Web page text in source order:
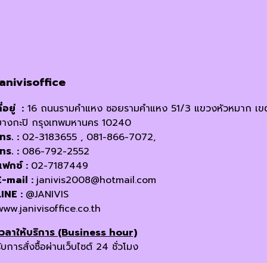
อยู่ : 16 ถนนรามคำแหง ซอยรามคำแหง 51/3 แขวงหัวหมาก เ
งกะปิ กรุงเทพมหานคร 10240
ร. : 02-3183655 , 081-866-7072,
ร. : 086-792-2552
กซ์ : 02-7187449
mail : janivis2008@hotmail.com
: @JANIVIS
ลาให้บริการ (Business hour)
การสั่งซื้อผ่านเว็บไซต์ 24 ชั่วโมง